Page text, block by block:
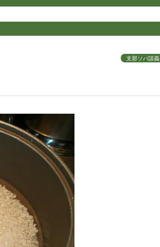
支那ソバ談義